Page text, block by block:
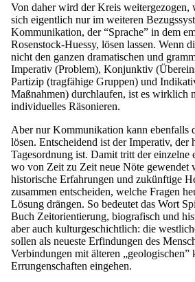
Von daher wird der Kreis weitergezogen,
sich eigentlich nur im weiteren
Kommunikation, der “Sprache” in dem
Rosenstock-Huessy, lösen lassen. Wenn
nicht den ganzen dramatischen und
Imperativ (Problem), Konjunktiv
Partizip (tragfähige Gruppen) und
Maßnahmen) durchlaufen, ist es wirklich
individuelles Räsonieren.
Aber nur Kommunikation kann ebenfalls
lösen. Entscheidend ist der Imperativ, der
Tagesordnung ist. Damit tritt der einzelne
wo von Zeit zu Zeit neue Nöte gewendet
historische Erfahrungen und zukünftige
zusammen entscheiden, welche Fragen
Lösung drängen. So bedeutet das Wort
Buch Zeitorientierung, biografisch und
aber auch kulturgeschichtlich: die
sollen als neueste Erfindungen des
Verbindungen mit älteren „geologischen”
Errungenschaften eingehen.